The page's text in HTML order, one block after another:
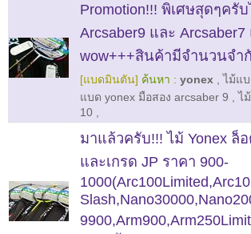
Promotion!!! พิเศษสุดๆครั
Arcsaber9 และ
wow+++สินค้ามีจำนวนจำ
[แบดมินตัน] ค้นหา : yonex ,ไม้แ
แบด yonex มือสอง arcsaber 9 ,ไ
10
มาแล้วครับ!!! ไม้ Yonex ล็
และเกรด JP ราคา 900-